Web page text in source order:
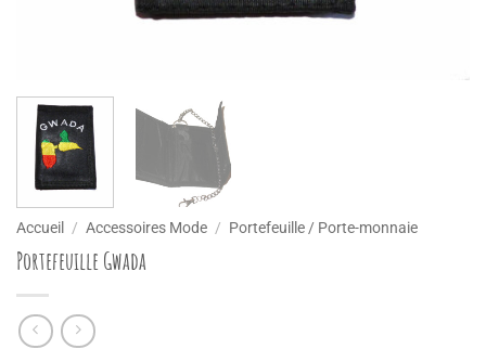
Accueil / Accessoires Mode / Portefeuille / Porte-monnaie
Portefeuille Gwada